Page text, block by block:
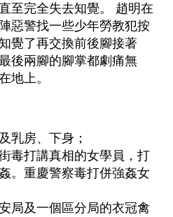
至完全失去知覺。 趙明在
惡警找一些少年勞教犯按
覺了再交換前後腳接著
後兩腳的腳掌都劇痛無
地上。
乳房、下身；
毒打講真相的女學員，打
。重慶警察毒打併強姦女
局及一個區分局的衣冠禽